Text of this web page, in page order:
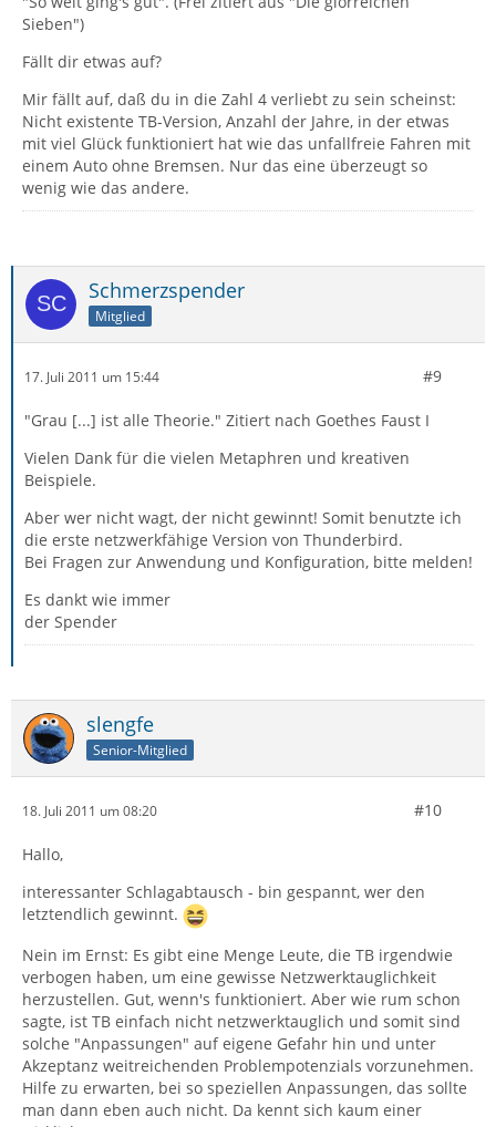
Sieben")
Fällt dir etwas auf?
Mir fällt auf, daß du in die Zahl 4 verliebt zu sein scheinst:
Nicht existente TB-Version, Anzahl der Jahre, in der etwas
mit viel Glück funktioniert hat wie das unfallfreie Fahren mit
einem Auto ohne Bremsen. Nur das eine überzeugt so
wenig wie das andere.
Schmerzspender
Mitglied
17. Juli 2011 um 15:44 #9
"Grau [...] ist alle Theorie." Zitiert nach Goethes Faust I
Vielen Dank für die vielen Metaphren und kreativen
Beispiele.
Aber wer nicht wagt, der nicht gewinnt! Somit benutzte ich
die erste netzwerkfähige Version von Thunderbird.
Bei Fragen zur Anwendung und Konfiguration, bitte melden!
Es dankt wie immer
der Spender
slengfe
Senior-Mitglied
18. Juli 2011 um 08:20 #10
Hallo,
interessanter Schlagabtausch - bin gespannt, wer den
letztendlich gewinnt.
Nein im Ernst: Es gibt eine Menge Leute, die TB irgendwie
verbogen haben, um eine gewisse Netzwerktauglichkeit
herzustellen. Gut, wenn's funktioniert. Aber wie rum schon
sagte, ist TB einfach nicht netzwerktauglich und somit sind
solche "Anpassungen" auf eigene Gefahr hin und unter
Akzeptanz weitreichenden Problempotenzials vorzunehmen.
Hilfe zu erwarten, bei so speziellen Anpassungen, das sollte
man dann eben auch nicht. Da kennt sich kaum einer